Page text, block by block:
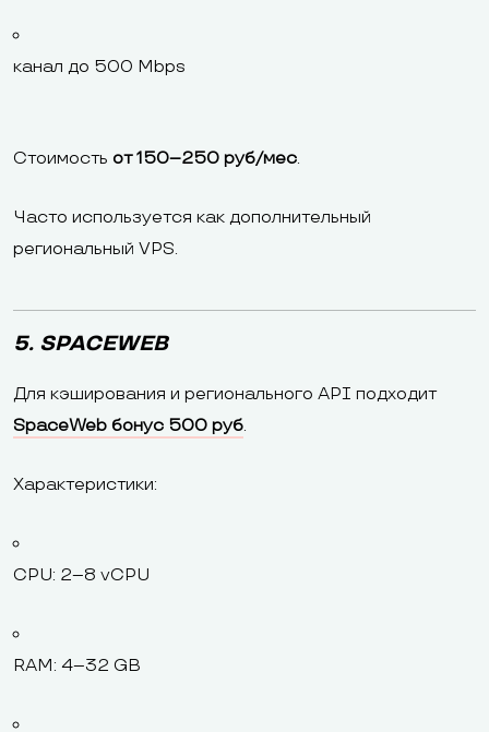
канал до 500 Mbps
Стоимость от 150–250 руб/мес.
Часто используется как дополнительный
региональный VPS.
5. SPACEWEB
Для кэширования и регионального API подходит
SpaceWeb бонус 500 руб.
Характеристики:
CPU: 2–8 vCPU
RAM: 4–32 GB